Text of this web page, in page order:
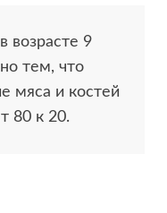
возрасте 9
тем, что
мяса и костей
80 к 20.